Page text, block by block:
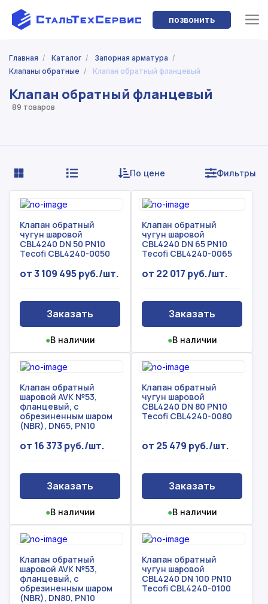
позвонить
Главная / Каталог / Запорная арматура /
Клапаны обратные / Клапан обратный фланцевый
Клапан обратный фланцевый
89 товаров
По цене Фильтры
Клапан обратный
чугун шаровой
CBL4240 DN 50 PN10
Tecofi CBL4240-0050
от 3 109 495 руб./шт.
Заказать
●В наличии
Клапан обратный
чугун шаровой
CBL4240 DN 65 PN10
Tecofi CBL4240-0065
от 22 017 руб./шт.
Заказать
●В наличии
Клапан обратный
шаровой AVK №53,
фланцевый, с
обрезиненным шаром
(NBR), DN65, PN10
от 16 373 руб./шт.
Заказать
●В наличии
Клапан обратный
чугун шаровой
CBL4240 DN 80 PN10
Tecofi CBL4240-0080
от 25 479 руб./шт.
Заказать
●В наличии
Клапан обратный
шаровой AVK №53,
фланцевый, с
обрезиненным шаром
(NBR), DN80, PN10
Клапан обратный
чугун шаровой
CBL4240 DN 100 PN10
Tecofi CBL4240-0100